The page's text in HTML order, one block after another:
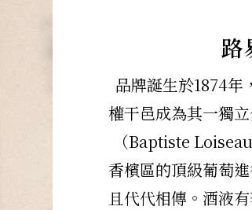
路
品牌誕生於1874年
權干邑成為其一獨
（Baptiste
香檳區的頂級葡萄
且代代相傳。酒液